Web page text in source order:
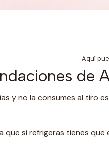
Aquí
de
y no la consumes al tiro
que si refrigeras tienes